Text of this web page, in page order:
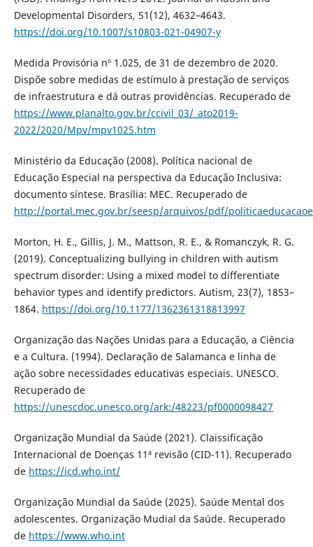
Developmental Disorders, 51(12), 4632–4643.
https://doi.org/10.1007/s10803-021-04907-y
Medida Provisória nº 1.025, de 31 de dezembro de 2020.
Dispõe sobre medidas de estímulo à prestação de serviços
de infraestrutura e dá outras providências. Recuperado de
https://www.planalto.gov.br/ccivil_03/_ato2019-
2022/2020/Mpv/mpv1025.htm
Ministério da Educação (2008). Política nacional de
Educação Especial na perspectiva da Educação Inclusiva:
documento síntese. Brasília: MEC. Recuperado de
http://portal.mec.gov.br/seesp/arquivos/pdf/
Morton, H. E., Gillis, J. M., Mattson, R. E., & Romanczyk, R. G.
(2019). Conceptualizing bullying in children with autism
spectrum disorder: Using a mixed model to differentiate
behavior types and identify predictors. Autism, 23(7), 1853–
1864. https://doi.org/10.1177/1362361318813997
Organização das Nações Unidas para a Educação, a Ciência
e a Cultura. (1994). Declaração de Salamanca e linha de
ação sobre necessidades educativas especiais. UNESCO.
Recuperado de
https://unescdoc.unesco.org/ark:/48223/pf0000098427
Organização Mundial da Saúde (2021). Claissificação
Internacional de Doenças 11ª revisão (CID-11). Recuperado
de https://icd.who.int/
Organização Mundial da Saúde (2025). Saúde Mental dos
adolescentes. Organização Mudial da Saúde. Recuperado
de https://www.who.int